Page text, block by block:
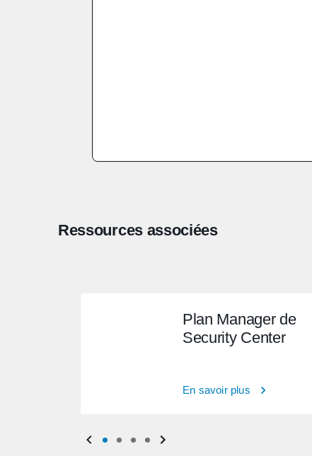
Ressources associées
Plan Manager de
Security Center
En savoir plus